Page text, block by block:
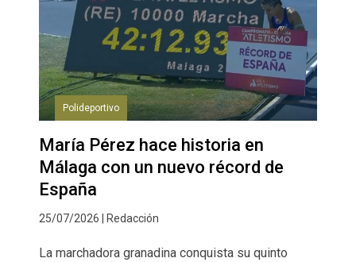
Polideportivo
María Pérez hace historia en
Málaga con un nuevo récord de
España
25/07/2026 | Redacción
La marchadora granadina conquista su quinto